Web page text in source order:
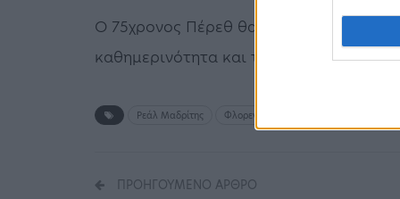
Ο 75χρονος Πέρεθ θα πρέπει να
καθημερινότητα και τις υποχρεώσεις
Ρεάλ Μαδρίτης Φλορεντίνο Πέρεθ
ΠΡΟΗΓΟΎΜΕΝΟ ΆΡΘΡΟ